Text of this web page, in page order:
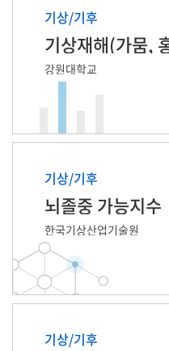
기상/기후
강원대학교
기상/기후
뇌졸중 가능지수
한국기상산업기술원
기상/기후